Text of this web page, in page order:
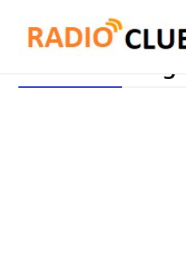
VOR Air Navigation display
VOR Air